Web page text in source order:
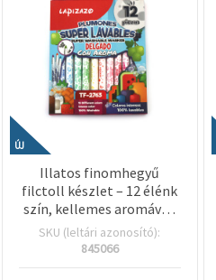
Beállításokban
megadhatja
preferenciáit
típusú sütik
kiválasztásával
"Mentés"
gombra
kattintva.
Fogadja
el
mindet
Beállítások
ÚJ
Illatos finomhegyű
filctoll készlet – 12 élénk
szín, kellemes aromával,
kreatív gyerekeknek és
rajongó alkotóknak
SKU (leltári azonosító):
845066